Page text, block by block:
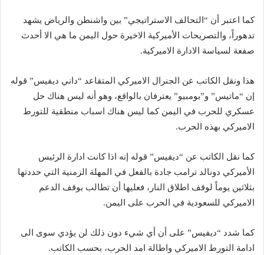
كما اعتبر أن “التحالف الاستراتيجي” بين واشنطن والرياض يشهد
تدهوراً، والتصريحات الأميركية الاخيرة حول اليمن ما هي الا أحدث
صفعة لسياسة الادارة الاميركية.
هذا ونقل الكاتب عن الجنرال الاميركي المتقاعد “داني ديفيس” قوله
إن “ماتيس” و”بومبيو” يعترفان بالواقع، وهو أنه ليس هناك حل
عسكري للحرب في اليمن كما ليس هناك اسباب منطقية للتورط
الاميركي بهذه الحرب.
كما نقل الكاتب عن “ديفيس” قوله إنه اذا كانت ادارة الرئيس
الأميركي دونالد ترامب جادة بالفعل في المهلة الزمنية التي حددتها
بثلاثين يوماً لوقف اطلاق النار، فعليها أن تطالب بوقف الدعم
الاميركي للسعودية في الحرب على اليمن.
كما شدد “ديفيس” على أن أي شيء دون ذلك لن يؤدي سوى الى
ادامة التورط الاميركي واطالة امد الحرب، بحسب الكاتب.